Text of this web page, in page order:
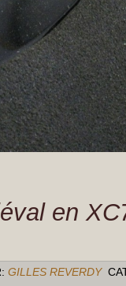
en
GILLES REVERDY